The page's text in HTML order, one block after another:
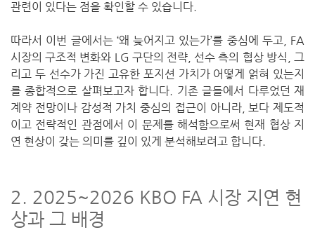
관련이 있다는 점을 확인할 수 있습니다.
따라서 이번 글에서는 ‘왜 늦어지고 있는가’를 중심에 두고, FA
시장의 구조적 변화와 LG 구단의 전략, 선수 측의 협상 방식, 그
리고 두 선수가 가진 고유한 포지션 가치가 어떻게 얽혀 있는지
를 종합적으로 살펴보고자 합니다. 기존 글들에서 다루었던 재
계약 전망이나 감성적 가치 중심의 접근이 아니라, 보다 제도적
이고 전략적인 관점에서 이 문제를 해석함으로써 현재 협상 지
연 현상이 갖는 의미를 깊이 있게 분석해보려고 합니다.
2. 2025~2026 KBO FA 시장 지연 현
상과 그 배경